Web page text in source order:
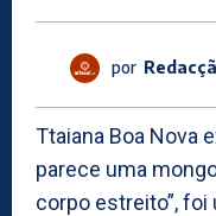
por
Ttaiana Boa Nova
parece uma
corpo estreito”,